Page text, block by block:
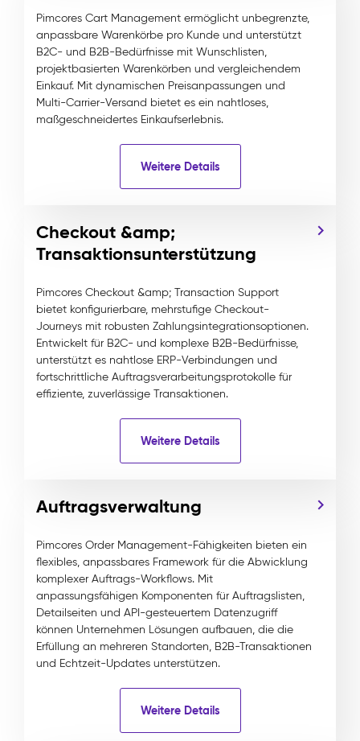
Pimcores Cart Management ermöglicht unbegrenzte,
anpassbare Warenkörbe pro Kunde und unterstützt
B2C- und B2B-Bedürfnisse mit Wunschlisten,
projektbasierten Warenkörben und vergleichendem
Einkauf. Mit dynamischen Preisanpassungen und
Multi-Carrier-Versand bietet es ein nahtloses,
maßgeschneidertes Einkaufserlebnis.
Weitere Details
Checkout &amp;
Transaktionsunterstützung
Pimcores Checkout &amp; Transaction Support
bietet konfigurierbare, mehrstufige Checkout-
Journeys mit robusten Zahlungsintegrationsoptionen.
Entwickelt für B2C- und komplexe B2B-Bedürfnisse,
unterstützt es nahtlose ERP-Verbindungen und
fortschrittliche Auftragsverarbeitungsprotokolle für
effiziente, zuverlässige Transaktionen.
Weitere Details
Auftragsverwaltung
Pimcores Order Management-Fähigkeiten bieten ein
flexibles, anpassbares Framework für die Abwicklung
komplexer Auftrags-Workflows. Mit
anpassungsfähigen Komponenten für Auftragslisten,
Detailseiten und API-gesteuertem Datenzugriff
können Unternehmen Lösungen aufbauen, die die
Erfüllung an mehreren Standorten, B2B-Transaktionen
und Echtzeit-Updates unterstützen.
Weitere Details